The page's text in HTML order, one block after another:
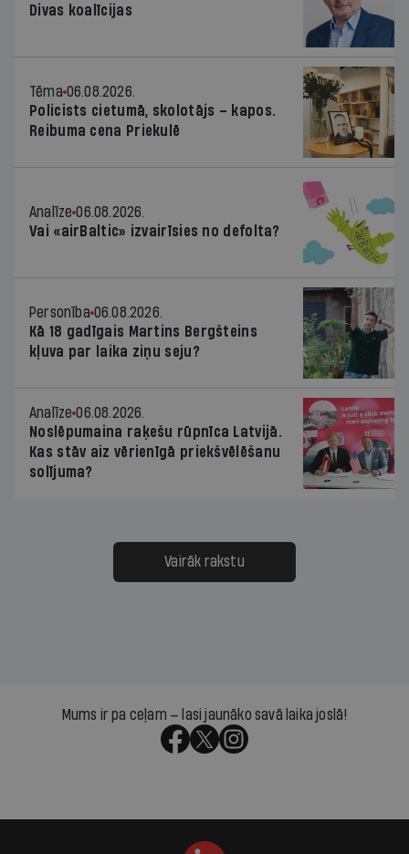
Divas koalīcijas
Tēma 06.08.2026.
Policists cietumā, skolotājs – kapos.
Reibuma cena Priekulē
Analīze 06.08.2026.
Vai «airBaltic» izvairīsies no defolta?
Personība 06.08.2026.
Kā 18 gadīgais Martins Bergšteins
kļuva par laika ziņu seju?
Analīze 06.08.2026.
Noslēpumaina raķešu rūpnīca Latvijā.
Kas stāv aiz vērienīgā priekšvēlēšanu
solījuma?
Vairāk rakstu
Mums ir pa ceļam — lasi jaunāko savā laika joslā!